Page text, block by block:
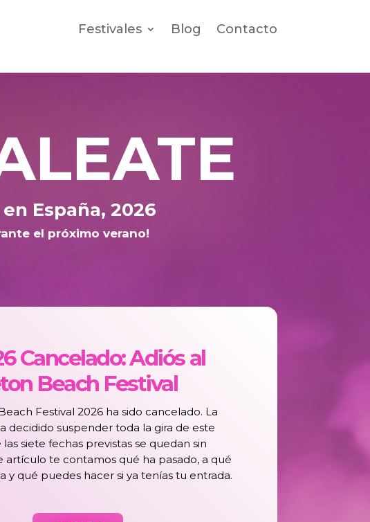
Festivales Blog Contacto
España, 2026
el próximo verano!
Cancelado: Adiós al
Beach Festival
Festival 2026 ha sido cancelado. La
decidido suspender toda la gira de este
las siete fechas previstas se quedan sin
artículo te contamos qué ha pasado, a qué
y qué puedes hacer si ya tenías tu entrada.